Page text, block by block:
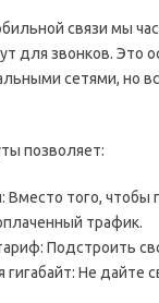
связи мы
для звонков. Это
сетями, но
позволяет:
Вместо того,
трафик.
Подстроить
гигабайт: Не дайте